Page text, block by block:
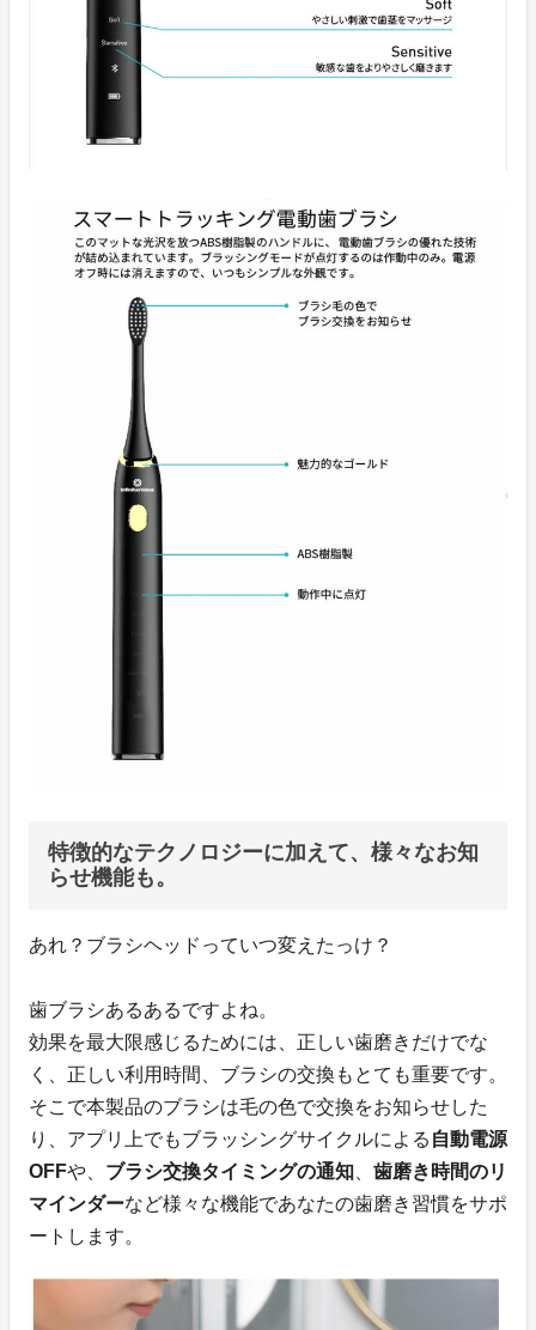
特徴的なテクノロジーに加えて、様々なお知
らせ機能も。
あれ？ブラシヘッドっていつ変えたっけ？
歯ブラシあるあるですよね。
効果を最大限感じるためには、正しい歯磨きだけでな
く、正しい利用時間、ブラシの交換もとても重要です。
そこで本製品のブラシは毛の色で交換をお知らせした
り、アプリ上でもブラッシングサイクルによる 自動電源
OFFや、 ブラシ交換タイミングの通知
歯磨き時間のリ
マインダーなど様々な機能であなたの歯磨き習慣をサポ
ートします。